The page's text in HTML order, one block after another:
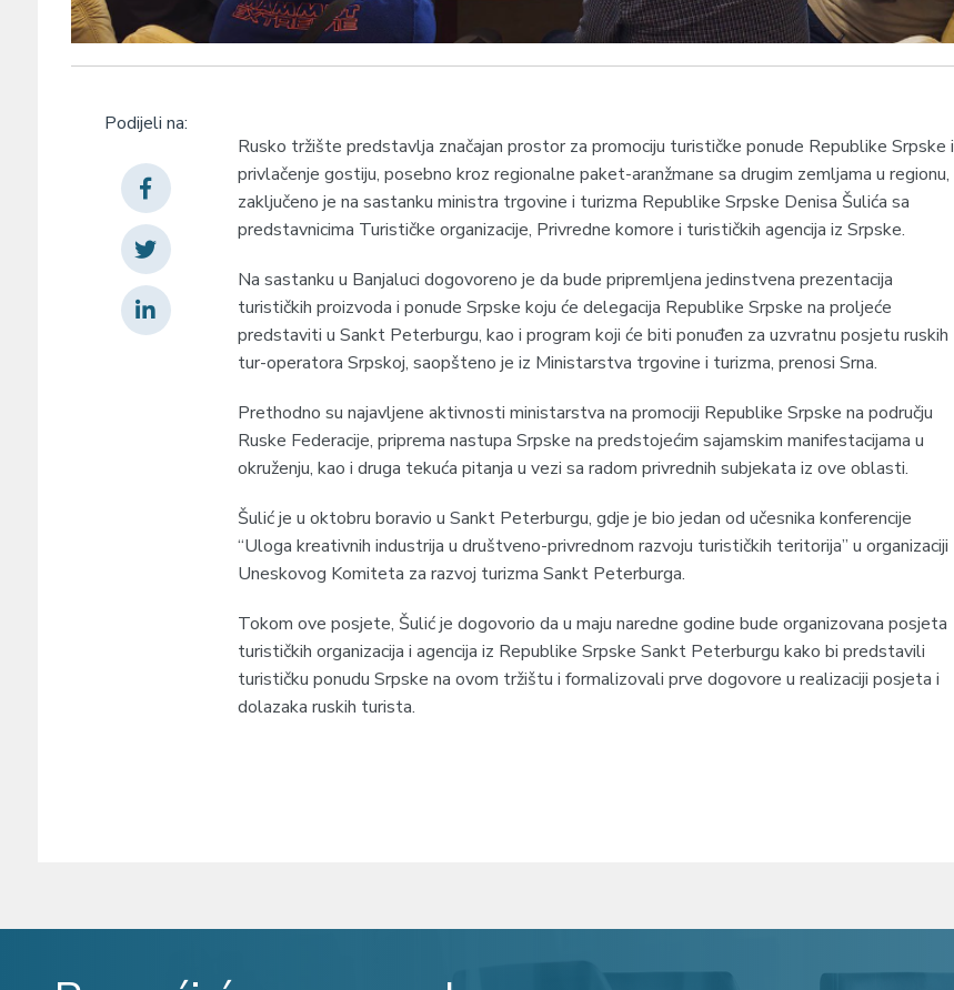
Podijeli na:
Rusko tržište predstavlja značajan prostor za promociju turističke ponude Republike Srpske i
privlačenje gostiju, posebno kroz regionalne paket-aranžmane sa drugim zemljama u regionu,
zaključeno je na sastanku ministra trgovine i turizma Republike Srpske Denisa Šulića sa
predstavnicima Turističke organizacije, Privredne komore i turističkih agencija iz Srpske.
Na sastanku u Banjaluci dogovoreno je da bude pripremljena jedinstvena prezentacija
turističkih proizvoda i ponude Srpske koju će delegacija Republike Srpske na proljeće
predstaviti u Sankt Peterburgu, kao i program koji će biti ponuđen za uzvratnu posjetu ruskih
tur-operatora Srpskoj, saopšteno je iz Ministarstva trgovine i turizma, prenosi Srna.
Prethodno su najavljene aktivnosti ministarstva na promociji Republike Srpske na području
Ruske Federacije, priprema nastupa Srpske na predstojećim sajamskim manifestacijama u
okruženju, kao i druga tekuća pitanja u vezi sa radom privrednih subjekata iz ove oblasti.
Šulić je u oktobru boravio u Sankt Peterburgu, gdje je bio jedan od učesnika konferencije
“Uloga kreativnih industrija u društveno-privrednom razvoju turističkih teritorija” u organizaciji
Uneskovog Komiteta za razvoj turizma Sankt Peterburga.
Tokom ove posjete, Šulić je dogovorio da u maju naredne godine bude organizovana posjeta
turističkih organizacija i agencija iz Republike Srpske Sankt Peterburgu kako bi predstavili
turističku ponudu Srpske na ovom tržištu i formalizovali prve dogovore u realizaciji posjeta i
dolazaka ruskih turista.